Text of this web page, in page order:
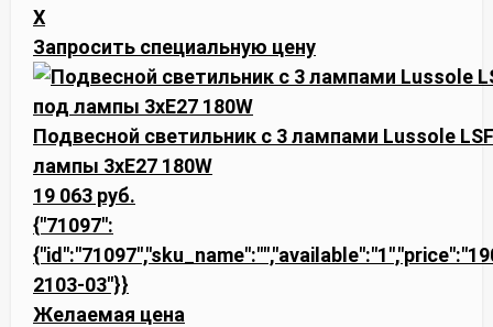
X
Запросить специальную цену
Подвесной светильник с 3 лампами Lussole
лампы 3xE27 180W
19 063 руб.
{"71097":
2103-03"}}
Желаемая цена